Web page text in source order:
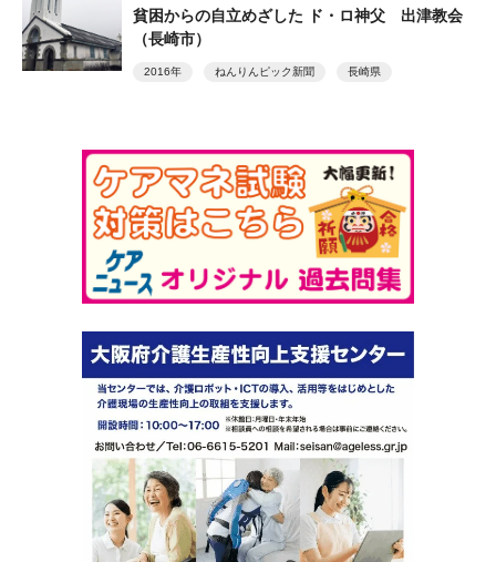
貧困からの自立めざした ド・ロ神父 出津教会
（長崎市）
2016年 ねんりんピック新聞 長崎県